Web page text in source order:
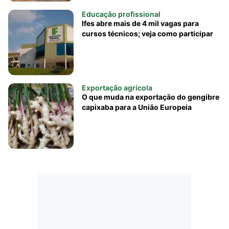
Educação profissional
Ifes abre mais de 4 mil vagas para
cursos técnicos; veja como participar
Exportação agrícola
O que muda na exportação do gengibre
capixaba para a União Europeia